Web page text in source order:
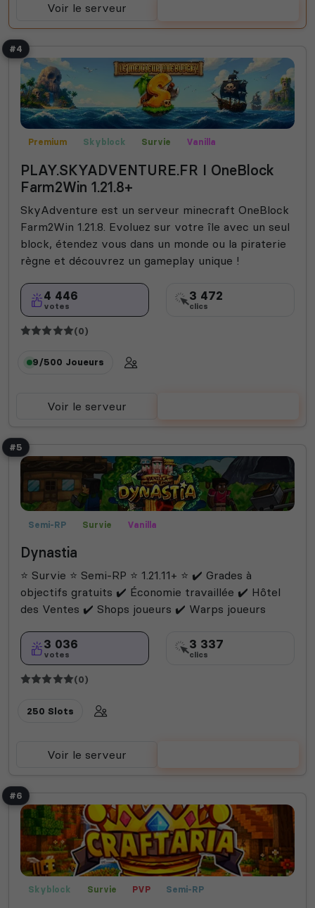
Voir le serveur
#4
Premium Skyblock Survie Vanilla
PLAY.SKYADVENTURE.FR I OneBlock
Farm2Win 1.21.8+
SkyAdventure est un serveur minecraft OneBlock
Farm2Win 1.21.8. Evoluez sur votre île avec un seul
block, étendez vous dans un monde ou la piraterie
règne et découvrez un gameplay unique !
4 446
votes
3 472
clics
(0)
9/500 Joueurs
Voir le serveur
#5
Semi-RP Survie Vanilla
Dynastia
⭐ Survie ⭐ Semi-RP ⭐ 1.21.11+ ⭐ ✔️ Grades à
objectifs gratuits ✔️ Économie travaillée ✔️ Hôtel
des Ventes ✔️ Shops joueurs ✔️ Warps joueurs
3 036
votes
3 337
clics
(0)
250 Slots
Voir le serveur
#6
Skyblock Survie PVP Semi-RP